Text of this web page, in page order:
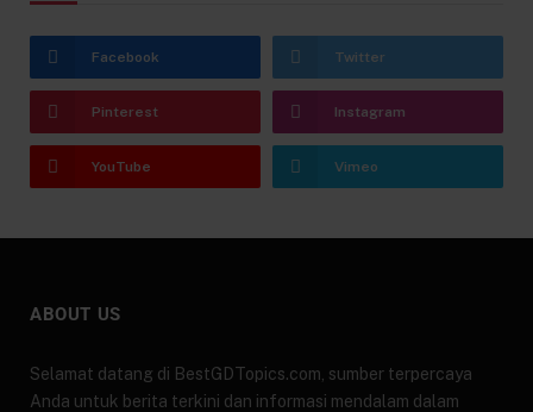
Facebook Twitter
Pinterest Instagram
YouTube Vimeo
ABOUT US
Selamat datang di BestGDTopics.com, sumber terpercaya
Anda untuk berita terkini dan informasi mendalam dalam